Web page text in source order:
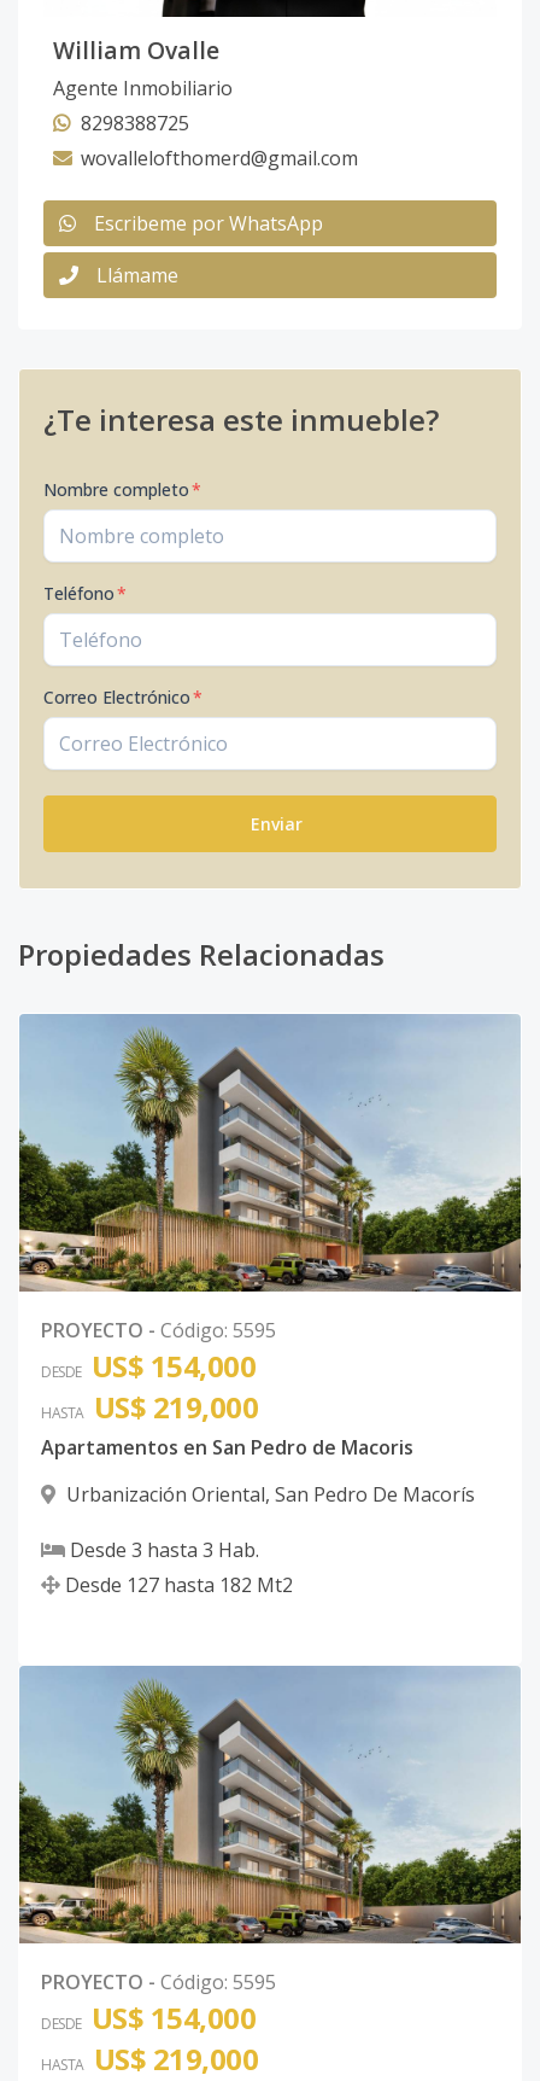
William Ovalle
Agente Inmobiliario
8298388725
wovallelofthomerd@gmail.com
Escribeme por WhatsApp
Llámame
¿Te interesa este inmueble?
Nombre completo*
Teléfono*
Correo Electrónico*
Enviar
Propiedades Relacionadas
PROYECTO - Código: 5595
DESDE US$ 154,000
HASTA US$ 219,000
Apartamentos en San Pedro de Macoris
Urbanización Oriental, San Pedro De Macorís
Desde 3 hasta 3 Hab.
Desde 127 hasta 182 Mt2
PROYECTO - Código: 5595
DESDE US$ 154,000
HASTA US$ 219,000